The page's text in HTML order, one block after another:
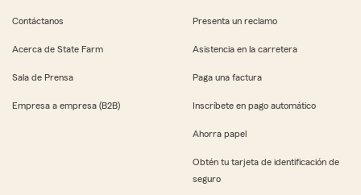
Contáctanos
Acerca de State Farm
Sala de Prensa
Empresa a empresa (B2B)
Presenta un reclamo
Asistencia en la carretera
Paga una factura
Inscríbete en pago automático
Ahorra papel
Obtén tu tarjeta de identificación de
seguro